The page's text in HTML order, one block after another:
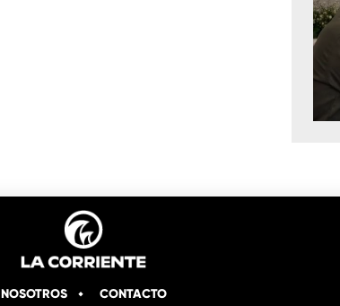
NOSOTROS CONTACTO